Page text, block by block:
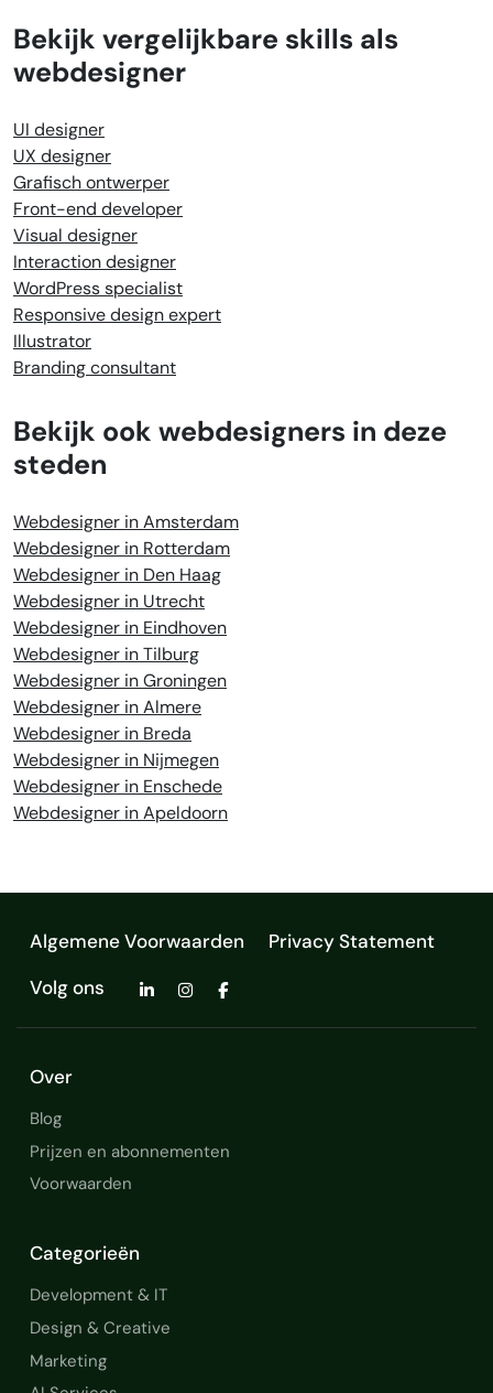
Bekijk vergelijkbare skills als
webdesigner
UI designer
UX designer
Grafisch ontwerper
Front-end developer
Visual designer
Interaction designer
WordPress specialist
Responsive design expert
Illustrator
Branding consultant
Bekijk ook webdesigners in deze
steden
Webdesigner in Amsterdam
Webdesigner in Rotterdam
Webdesigner in Den Haag
Webdesigner in Utrecht
Webdesigner in Eindhoven
Webdesigner in Tilburg
Webdesigner in Groningen
Webdesigner in Almere
Webdesigner in Breda
Webdesigner in Nijmegen
Webdesigner in Enschede
Webdesigner in Apeldoorn
Algemene Voorwaarden
Privacy Statement
Volg ons
Over
Blog
Prijzen en abonnementen
Voorwaarden
Categorieën
Development & IT
Design & Creative
Marketing